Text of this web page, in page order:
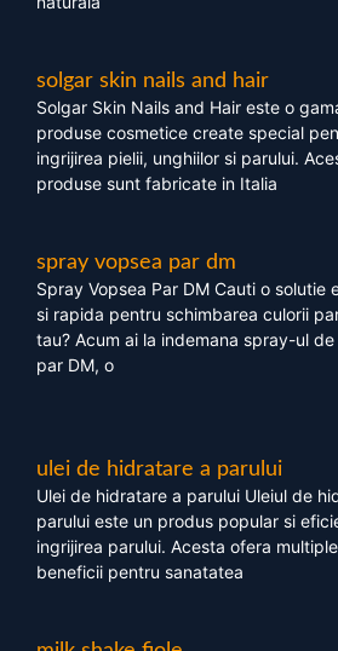
solgar skin nails and hair
Solgar Skin Nails and Hair este o
produse cosmetice create special
ingrijirea pielii, unghiilor si parului.
produse sunt fabricate in Italia
spray vopsea par dm
Spray Vopsea Par DM Cauti o solutie
si rapida pentru schimbarea culorii
tau? Acum ai la indemana spray-ul
par DM, o
ulei de hidratare a parului
Ulei de hidratare a parului Uleiul de
parului este un produs popular si
ingrijirea parului. Acesta ofera multiple
beneficii pentru sanatatea